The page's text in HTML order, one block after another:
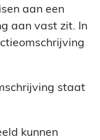
aan een
aan vast zit. In
staat
kunnen